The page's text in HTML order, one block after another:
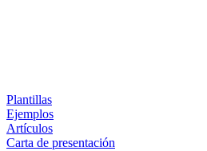
Plantillas
Ejemplos
Artículos
Carta de presentación